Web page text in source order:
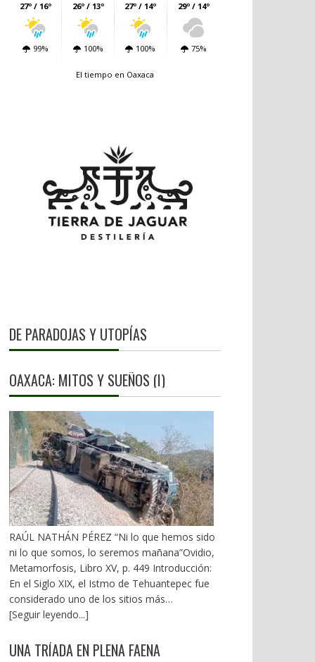
27º / 16º
99%
26º / 13º
100%
27º / 14º
100%
29º / 14º
75%
El tiempo en Oaxaca
DE PARADOJAS Y UTOPÍAS
OAXACA: MITOS Y SUEÑOS (I)
RAÚL NATHÁN PÉREZ “Ni lo que hemos sido
ni lo que somos, lo seremos mañana”Ovidio,
Metamorfosis, Libro XV, p. 449 Introducción:
En el Siglo XIX, el Istmo de Tehuantepec fue
considerado uno de los sitios más
estratégicos a nivel mundial. En la mira de los
emanados del PRI iniciaron una serie de
[Seguir leyendo...]
UNA TRÍADA EN PLENA FAENA